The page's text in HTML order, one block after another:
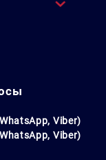
Viber)
Viber)